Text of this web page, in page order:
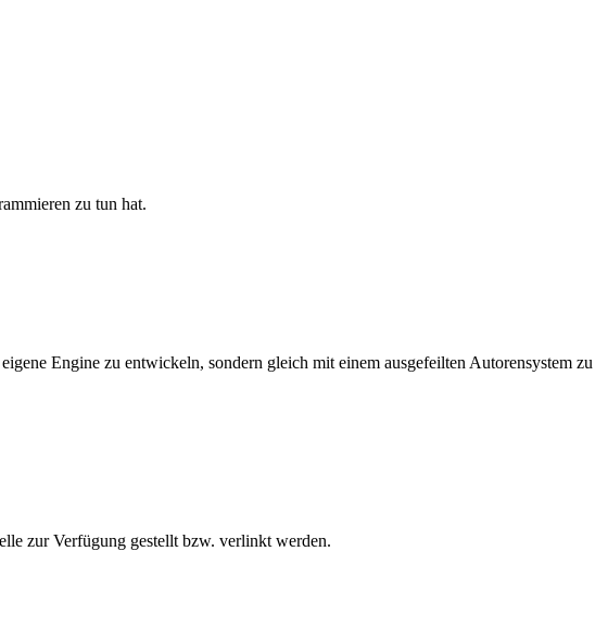
zu tun hat.
Engine zu entwickeln, sondern gleich mit einem ausgefeilten Autorensystem zu
zur Verfügung gestellt bzw. verlinkt werden.